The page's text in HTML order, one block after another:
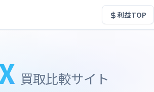
利益TOP
買取比較サイト